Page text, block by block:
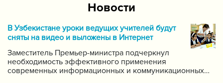
Новости
В Узбекистане уроки ведущих учителей будут
сняты на видео и выложены в Интернет
Заместитель Премьер-министра подчеркнул
необходимость эффективного применения
современных информационных и коммуникационных